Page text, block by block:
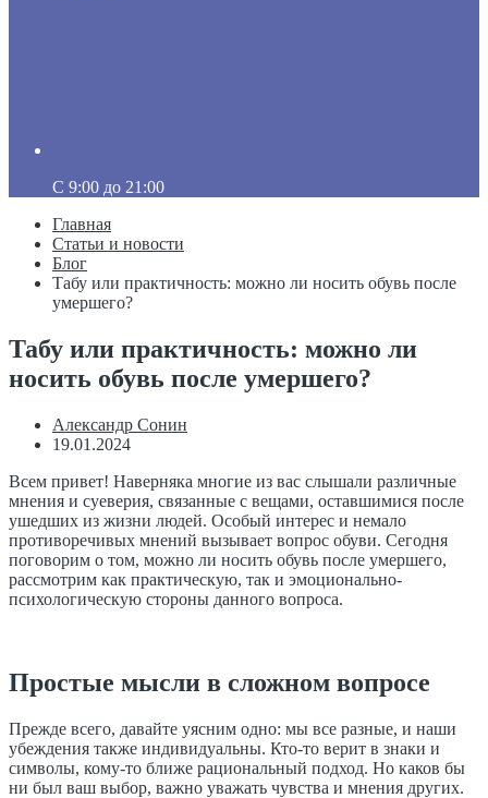
C 9:00 до 21:00
Главная
Статьи и новости
Блог
Табу или практичность: можно ли носить обувь после
умершего?
Табу или практичность: можно ли
носить обувь после умершего?
Александр Сонин
19.01.2024
Всем привет! Наверняка многие из вас слышали различные
мнения и суеверия, связанные с вещами, оставшимися после
ушедших из жизни людей. Особый интерес и немало
противоречивых мнений вызывает вопрос обуви. Сегодня
поговорим о том, можно ли носить обувь после умершего,
рассмотрим как практическую, так и эмоционально-
психологическую стороны данного вопроса.
Простые мысли в сложном вопросе
Прежде всего, давайте уясним одно: мы все разные, и наши
убеждения также индивидуальны. Кто-то верит в знаки и
символы, кому-то ближе рациональный подход. Но каков бы
ни был ваш выбор, важно уважать чувства и мнения других.